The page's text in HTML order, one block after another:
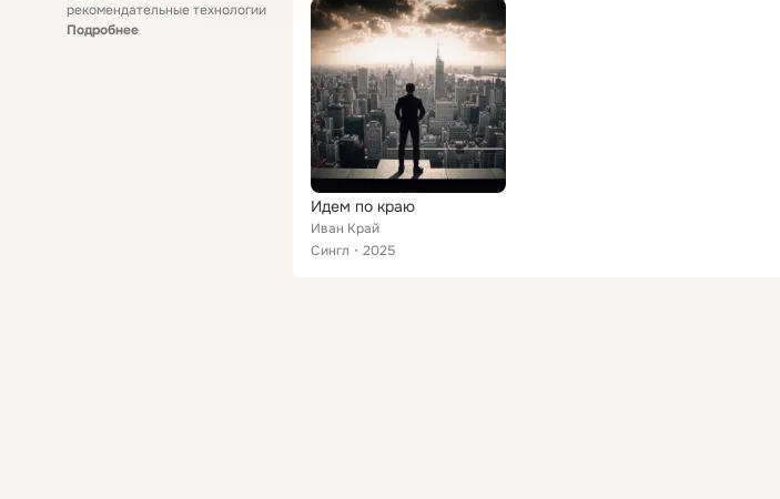
рекомендательные технологии
Подробнее
Идем по краю
Иван Край
Сингл
2025